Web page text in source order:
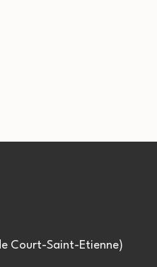
Court-Saint-Etienne)